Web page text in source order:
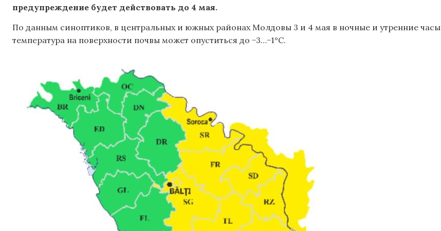
предупреждение будет действовать до 4 мая.
По данным синоптиков, в центральных и южных районах Молдовы 3 и 4 мая в ночные и утренние часы
температура на поверхности почвы может опуститься до −3…−1°C.